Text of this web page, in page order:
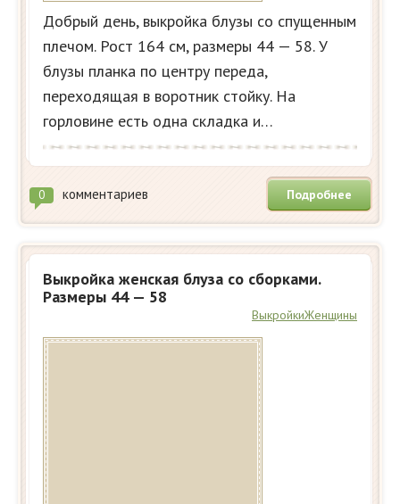
Добрый день, выкройка блузы со спущенным
плечом. Рост 164 см, размеры 44 — 58. У
блузы планка по центру переда,
переходящая в воротник стойку. На
горловине есть одна складка и…
0 комментариев Подробнее
Выкройка женская блуза со сборками.
Размеры 44 — 58
ВыкройкиЖенщины